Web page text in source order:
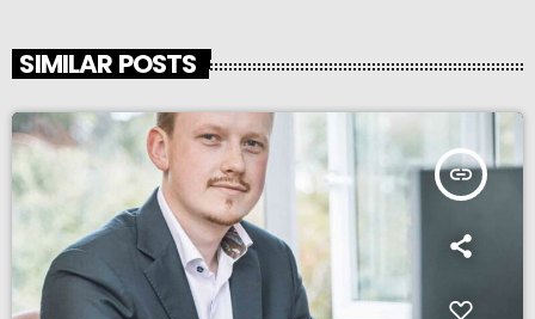
SIMILAR POSTS
insert_link